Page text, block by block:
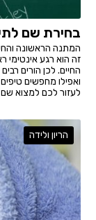
בחירת שם
המתנה הראשונה
זה הוא רגע אינטימי
החיים. לכן הורים
ואפילו מחפשים
לעזור לכם למצוא שם
הריון ולידה